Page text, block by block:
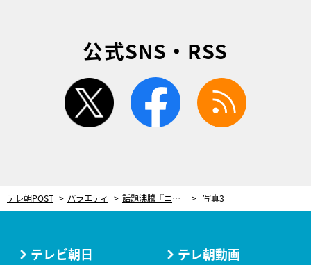
公式SNS・RSS
twitter facebook
テレ朝POST バラエティ 話題沸騰『ニカゲーム』、令和ロマン・ケムリも驚愕の展開！「ちょっと1人だけレベル違う」 写真3
テレビ朝日 テレ朝動画